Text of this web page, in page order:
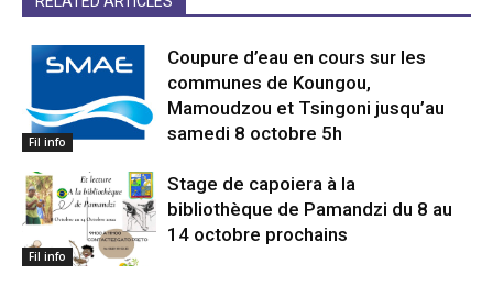
Fil info
Coupure d’eau en cours sur les
communes de Koungou,
Mamoudzou et Tsingoni jusqu’au
samedi 8 octobre 5h
Fil info
Stage de capoiera à la
bibliothèque de Pamandzi du 8 au
14 octobre prochains